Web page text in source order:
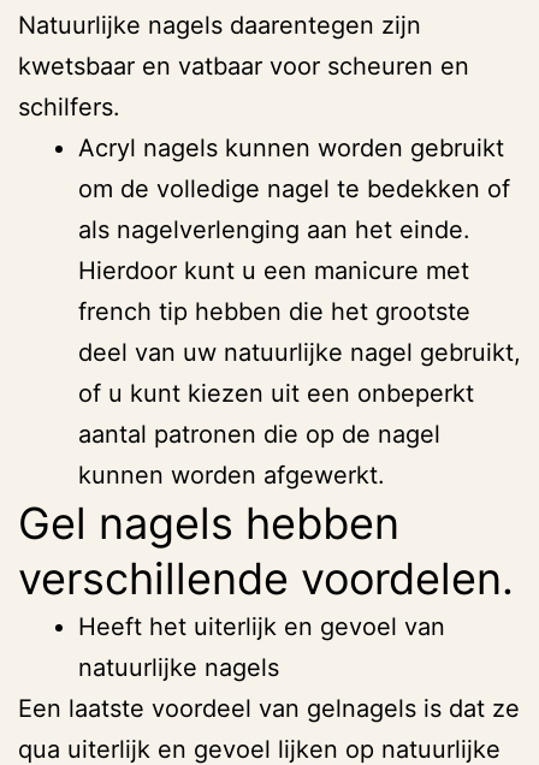
Natuurlijke nagels daarentegen zijn
kwetsbaar en vatbaar voor scheuren en
schilfers.
Acryl nagels kunnen worden gebruikt
om de volledige nagel te bedekken of
als nagelverlenging aan het einde.
Hierdoor kunt u een manicure met
french tip hebben die het grootste
deel van uw natuurlijke nagel gebruikt,
of u kunt kiezen uit een onbeperkt
aantal patronen die op de nagel
kunnen worden afgewerkt.
Gel nagels hebben
verschillende voordelen.
Heeft het uiterlijk en gevoel van
natuurlijke nagels
Een laatste voordeel van gelnagels is dat ze
qua uiterlijk en gevoel lijken op natuurlijke